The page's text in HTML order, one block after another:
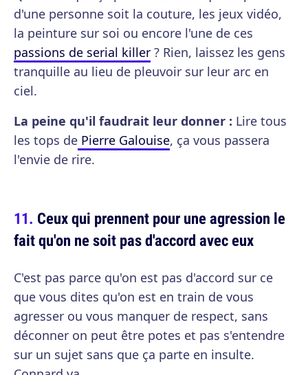
d'une personne soit la couture, les jeux vidéo,
la peinture sur soi ou encore l'une de ces
passions de serial killer ? Rien, laissez les gens
tranquille au lieu de pleuvoir sur leur arc en
ciel.
La peine qu'il faudrait leur donner : Lire tous
les tops de Pierre Galouise, ça vous passera
l'envie de rire.
Ceux qui prennent pour une agression le
fait qu'on ne soit pas d'accord avec eux
C'est pas parce qu'on est pas d'accord sur ce
que vous dites qu'on est en train de vous
agresser ou vous manquer de respect, sans
déconner on peut être potes et pas s'entendre
sur un sujet sans que ça parte en insulte.